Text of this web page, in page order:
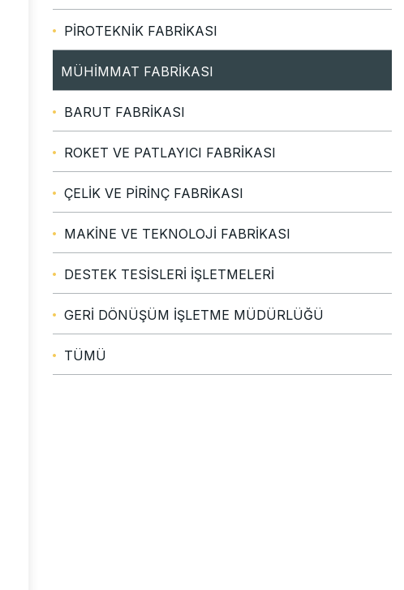
PİROTEKNİK FABRİKASI
MÜHİMMAT FABRİKASI
BARUT FABRİKASI
ROKET VE PATLAYICI FABRİKASI
ÇELİK VE PİRİNÇ FABRİKASI
MAKİNE VE TEKNOLOJİ FABRİKASI
DESTEK TESİSLERİ İŞLETMELERİ
GERİ DÖNÜŞÜM İŞLETME MÜDÜRLÜĞÜ
TÜMÜ